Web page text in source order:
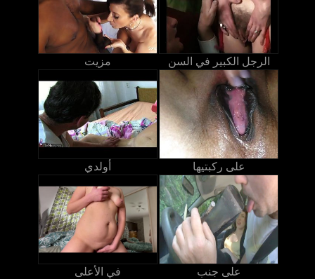
مزيت الرجل الكبير في السن
أولدي على ركبتيها
في الأعلى على جنب